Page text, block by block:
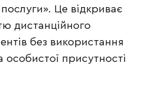
Це відкриває
дистанційного
без використання
особистої присутності